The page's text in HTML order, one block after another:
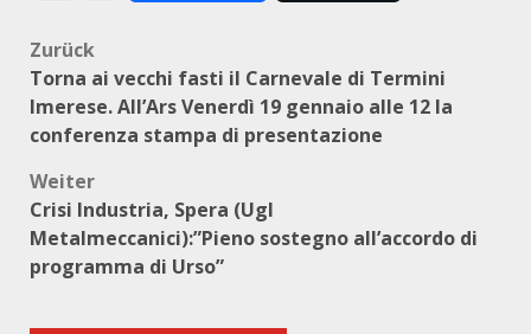
Beitragsnavigation
Zurück
Torna ai vecchi fasti il Carnevale di Termini
Imerese. All’Ars Venerdì 19 gennaio alle 12 la
conferenza stampa di presentazione
Weiter
Crisi Industria, Spera (Ugl
Metalmeccanici):”Pieno sostegno all’accordo di
programma di Urso”